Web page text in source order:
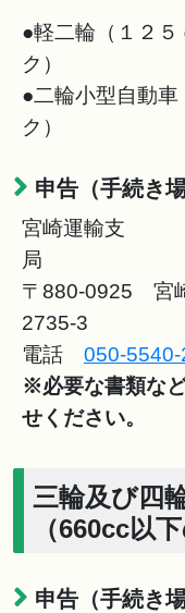
●軽二輪（１２
ク）
●二輪小型自動
ク）
申告（手続き場
宮崎運輸支
〒880-0925 宮
2735-3
電話 050-
※必要な書類な
せください。
三輪及び四
（660cc以
申告（手続き場